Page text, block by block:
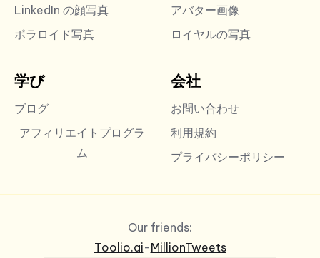
LinkedIn の顔写真
ポラロイド写真
アバター画像
ロイヤルの写真
学び
ブログ
アフィリエイトプログラ
ム
会社
お問い合わせ
利用規約
プライバシーポリシー
Our friends:
Toolio.ai-MillionTweets